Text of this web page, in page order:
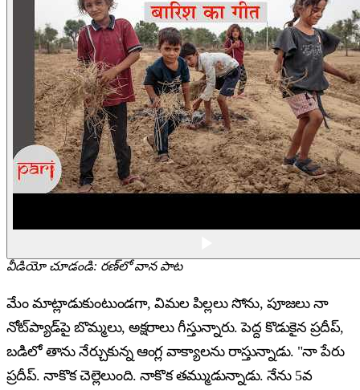
వీడియో చూడండి: రణ్‌లో వాన పాట
మేం మాట్లాడుకుంటుండగా, విమల పిల్లలు సోను, పూజలు నా
నోట్‌ప్యాడ్‌పై బొమ్మలు, అక్షరాలు గీస్తున్నారు. పెద్ద కొడుకైన ప్రదీప్,
బడిలో తాను నేర్చుకున్న ఆంగ్ల వాక్యాలను రాస్తున్నాడు. "నా పేరు
ప్రదీప్. నాకొక చెల్లెలుంది. నాకొక తమ్ముడున్నాడు. నేను 5వ